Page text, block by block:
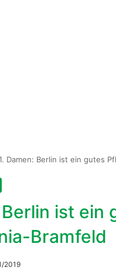
Damen: Berlin ist ein gutes
Berlin ist
Bramfeld
2019